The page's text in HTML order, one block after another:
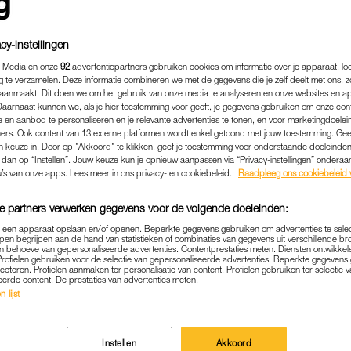
DAGEN VAKANTIE
RUST? DIT ZEGGEN
EVEN WEG| WIL JE WETEN
06-07-2026 | REDACTIE NIEUWS
maar: in een deel van Nederland is de vakantie
eilanden, de ander kiest voor twee weken
instellingen
en onze 92 advertentiepartners gebruiken cookies om informatie over je apparaat,
te verzamelen. Deze informatie combineren we met de gegevens die je zelf deelt met ons,
Dit doen we om het gebruik van onze media te analyseren en onze websites en
kunnen we, als je hier toestemming voor geeft, je gegevens gebruiken om onze
en aanbod te personaliseren en je relevante advertenties te tonen, en voor
Ook content van 13 externe platformen wordt enkel getoond met jouw toestemming.
keuze in. Door op "Akkoord" te klikken, geef je toestemming voor onderstaande
op “Instellen”. Jouw keuze kun je opnieuw aanpassen via “Privacy-instellingen”
van onze apps. Lees meer in ons privacy- en cookiebeleid.
Raadpleeg ons cookiebeleid
partners verwerken gegevens voor de volgende doeleinden:
apparaat opslaan en/of openen. Beperkte gegevens gebruiken om advertenties te
begrijpen aan de hand van statistieken of combinaties van gegevens uit verschillende
behoeve van gepersonaliseerde advertenties. Contentprestaties meten. Diensten
gebruiken voor de selectie van gepersonaliseerde advertenties. Beperkte
Profielen aanmaken ter personalisatie van content. Profielen gebruiken ter selectie
content. De prestaties van advertenties meten.
lijst
Instellen Akkoord